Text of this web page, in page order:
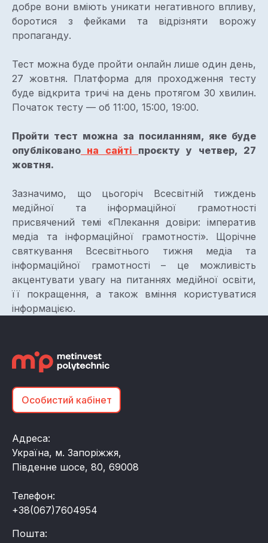
добре вони вміють уникати негативного впливу,
боротися з фейками та відрізняти ворожу
пропаганду.
Тест можна буде пройти онлайн лише один день,
27 жовтня. Платформа для проходження тесту
буде відкрита тричі на день протягом 30 хвилин.
Початок тесту — об 11:00, 15:00, 19:00.
Пройти тест можна за посиланням, яке буде
опубліковано на сайті проєкту у четвер, 27
жовтня.
Зазначимо, що цьогоріч Всесвітній тиждень
медійної та інформаційної грамотності
присвячений темі «Плекання довіри: імператив
медіа та інформаційної грамотності». Щорічне
святкування Всесвітнього тижня медіа та
інформаційної грамотності – це можливість
акцентувати увагу на питаннях медійної освіти,
її покращення, а також вміння користуватися
інформацією.
Особистий кабінет
Адреса:
Україна, м. Запоріжжя,
Південне шосе, 80, 69008
Телефон:
+38(067)7604954
Пошта: